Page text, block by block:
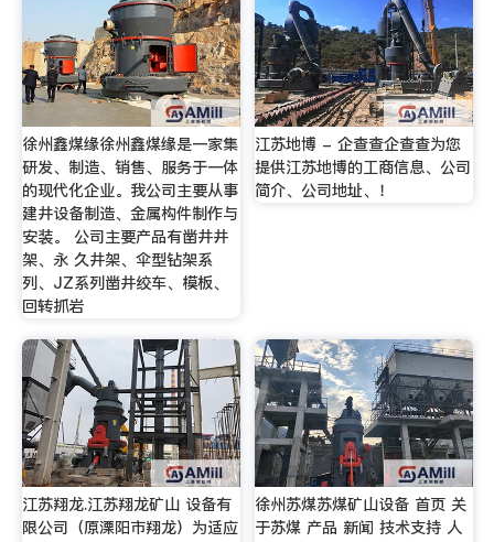
徐州鑫煤缘徐州鑫煤缘是一家集
研发、制造、销售、服务于一体
的现代化企业。我公司主要从事
建井设备制造、金属构件制作与
安装。 公司主要产品有凿井井
架、永 久井架、伞型钻架系
列、JZ系列凿井绞车、模板、
回转抓岩
江苏地博 - 企查查企查查为您
提供江苏地博的工商信息、公司
简介、公司地址、！
江苏翔龙.江苏翔龙矿山 设备有
限公司（原溧阳市翔龙）为适应
徐州苏煤苏煤矿山设备 首页 关
于苏煤 产品 新闻 技术支持 人